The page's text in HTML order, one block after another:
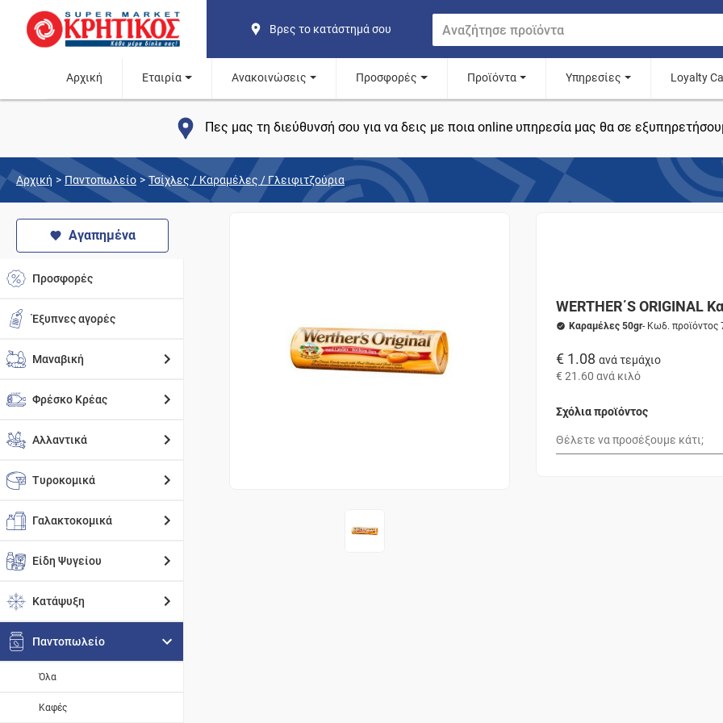
Βρες το κατάστημά σου
Αρχική Εταιρία Ανακοινώσεις Προσφορές Προϊόντα Υπηρεσίες Loyalty
Πες μας τη διεύθυνσή σου για να δεις με ποια online υπηρεσία μας θα σε
Αρχική > Παντοπωλείο > Τσίχλες / Καραμέλες / Γλειφιτζούρια
Αγαπημένα
Προσφορές
Έξυπνες αγορές
Μαναβική
Φρέσκο Κρέας
Αλλαντικά
Τυροκομικά
Γαλακτοκομικά
Είδη Ψυγείου
Κατάψυξη
Παντοπωλείο
Όλα
Καφές
WERTHER΄S ORIGINAL
Καραμέλες 50gr- Κωδ. προϊόντος
€ 1.08 ανά τεμάχιο
€ 21.60 ανά κιλό
Σχόλια προϊόντος